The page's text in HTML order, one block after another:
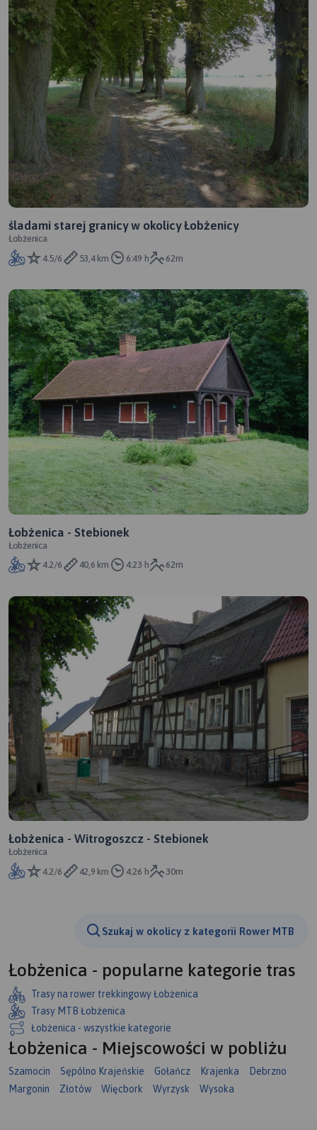
śladami starej granicy w okolicy Łobżenicy
Łobżenica
4.5/6
53,4 km 6:49 h 62m
Łobżenica - Stebionek
Łobżenica
4.2/6
40,6 km 4:23 h 62m
Łobżenica - Witrogoszcz - Stebionek
Łobżenica
4.2/6
42,9 km 4:26 h 30m
Szukaj w okolicy z kategorii Rower MTB
Łobżenica - popularne kategorie tras
Trasy na rower trekkingowy Łobżenica
Trasy MTB Łobżenica
Łobżenica - wszystkie kategorie
Łobżenica - Miejscowości w pobliżu
Szamocin Sępólno Krajeńskie Gołańcz Krajenka
Debrzno
Margonin
Złotów Więcbork Wyrzysk Wysoka